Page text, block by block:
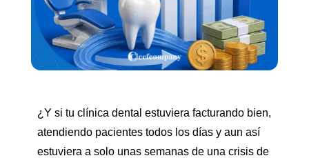
¿Y si tu clínica dental estuviera facturando bien,
atendiendo pacientes todos los días y aun así
estuviera a solo unas semanas de una crisis de